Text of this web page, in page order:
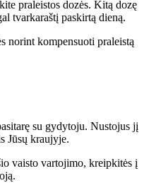
praleistos dozės. Kitą dozę
tvarkaraštį paskirtą dieną.
norint kompensuoti praleistą
su gydytoju. Nustojus jį
Jūsų kraujyje.
vaisto vartojimo, kreipkitės į